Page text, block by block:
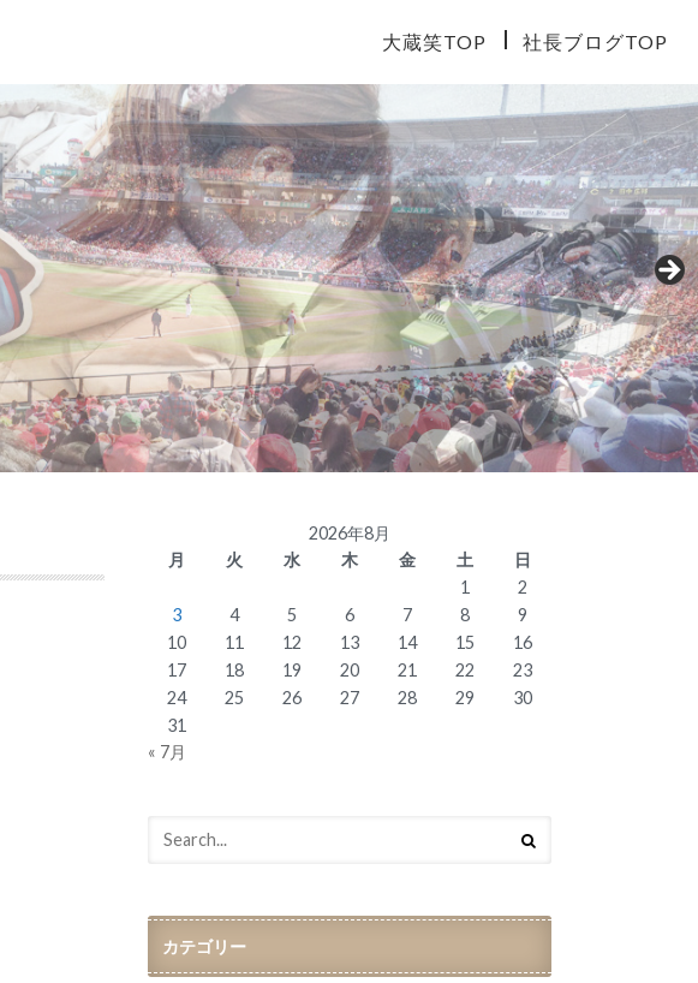
大蔵笑TOP 社長ブログTOP
2026年8月
月
火 水 木 金 土
日
1
2
3
4 5 6 7 8
9
10
11 12 13 14 15
16
17
18 19 20 21 22
23
24
25 26 27 28 29
30
31
« 7月
カテゴリー